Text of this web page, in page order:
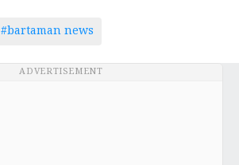
#bartaman news
ADVERTISEMENT